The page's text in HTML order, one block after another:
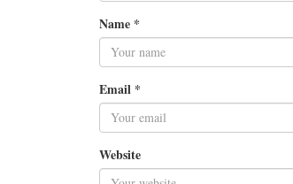
Name *
Email *
Website